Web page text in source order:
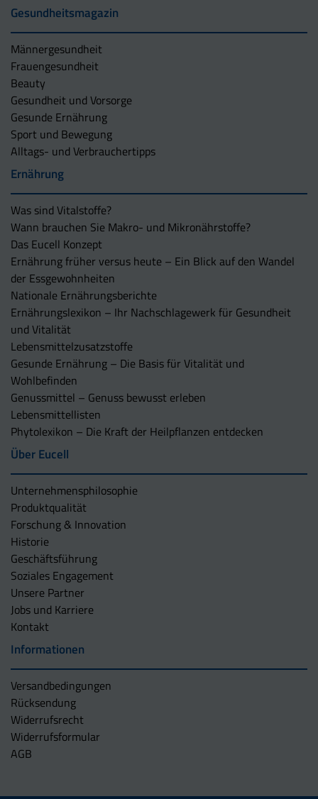
Gesundheitsmagazin
Männergesundheit
Frauengesundheit
Beauty
Gesundheit und Vorsorge
Gesunde Ernährung
Sport und Bewegung
Alltags- und Verbrauchertipps
Ernährung
Was sind Vitalstoffe?
Wann brauchen Sie Makro- und Mikronährstoffe?
Das Eucell Konzept
Ernährung früher versus heute – Ein Blick auf den Wandel
der Essgewohnheiten
Nationale Ernährungsberichte
Ernährungslexikon – Ihr Nachschlagewerk für Gesundheit
und Vitalität
Lebensmittelzusatzstoffe
Gesunde Ernährung – Die Basis für Vitalität und
Wohlbefinden
Genussmittel – Genuss bewusst erleben
Lebensmittellisten
Phytolexikon – Die Kraft der Heilpflanzen entdecken
Über Eucell
Unternehmens­philosophie
Produktqualität
Forschung & Innovation
Historie
Geschäftsführung
Soziales Engagement
Unsere Partner
Jobs und Karriere
Kontakt
Informationen
Versandbedingungen
Rücksendung
Widerrufsrecht
Widerrufsformular
AGB